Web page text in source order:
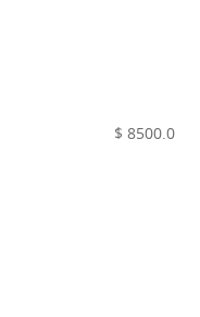
$ 8500.0